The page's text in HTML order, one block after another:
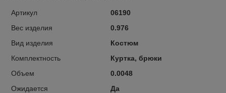
Артикул
06190
Вес изделия
0.976
Вид изделия
Костюм
Комплектность
Куртка, брюки
Объем
0.0048
Ожидается
Да